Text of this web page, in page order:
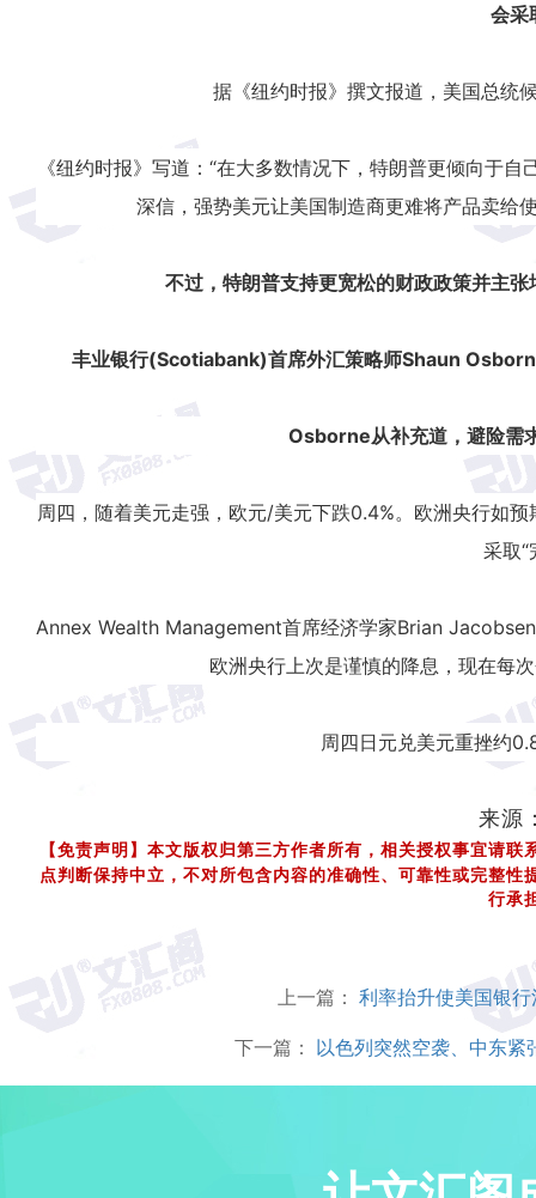
会采
据《纽约时报》撰文报道，美国总统
《纽约时报》写道：“在大多数情况下，特朗普更倾向于
深信，强势美元让美国制造商更难将产品卖给
不过，特朗普支持更宽松的财政政策并主
丰业银行(Scotiabank)首席外汇策略师Shaun
Osborne从补充道，避险需
周四，随着美元走强，欧元/美元下跌0.4%。欧洲央行如
采取“
Annex Wealth Management首席经济学家Brian
欧洲央行上次是谨慎的降息，现在每
周四日元兑美元重挫约
来源
【免责声明】本文版权归第三方作者所有，相关授权事宜请联
点判断保持中立，不对所包含内容的准确性、可靠性或完整
行承
上一篇： 利率抬升使美国银
下一篇： 以色列突然空袭、中东紧